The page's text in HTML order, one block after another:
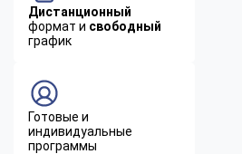
Дистанционный
формат и свободный
график
Готовые и
индивидуальные
программы